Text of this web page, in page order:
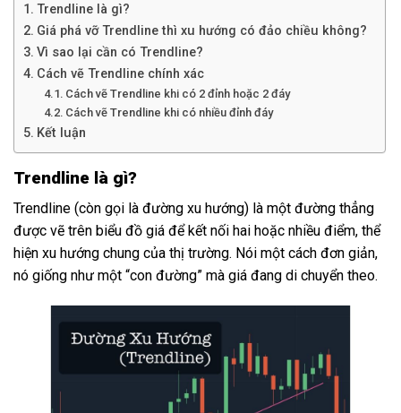
Trendline là gì?
Giá phá vỡ Trendline thì xu hướng có đảo chiều không?
Vì sao lại cần có Trendline?
Cách vẽ Trendline chính xác
Cách vẽ Trendline khi có 2 đỉnh hoặc 2 đáy
Cách vẽ Trendline khi có nhiều đỉnh đáy
Kết luận
Trendline là gì?
Trendline (còn gọi là đường xu hướng) là một đường thẳng
được vẽ trên biểu đồ giá để kết nối hai hoặc nhiều điểm, thể
hiện xu hướng chung của thị trường. Nói một cách đơn giản,
nó giống như một “con đường” mà giá đang di chuyển theo.